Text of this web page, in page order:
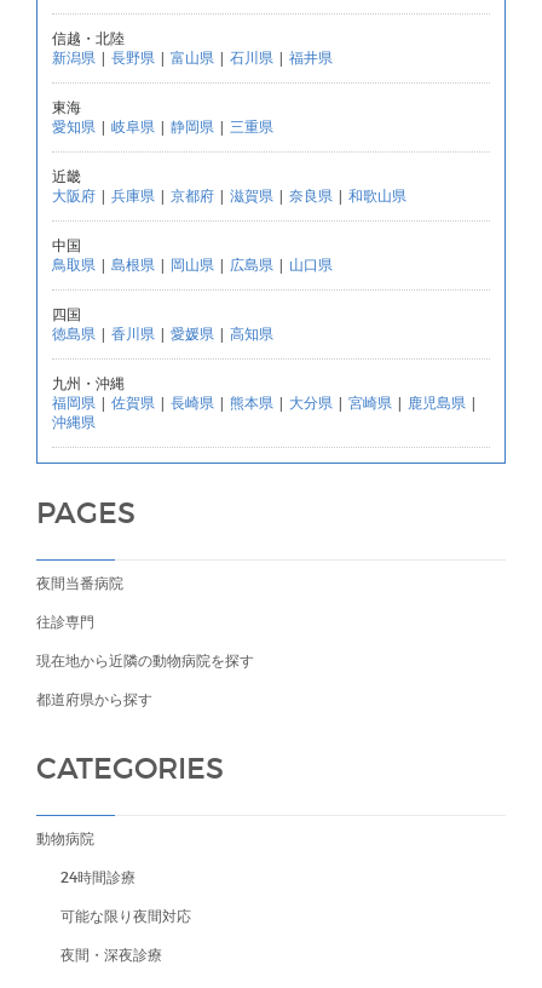
信越・北陸
新潟県 | 長野県 | 富山県 | 石川県 | 福井県
東海
愛知県 | 岐阜県 | 静岡県 | 三重県
近畿
大阪府 | 兵庫県 | 京都府 | 滋賀県 | 奈良県 | 和歌山県
中国
鳥取県 | 島根県 | 岡山県 | 広島県 | 山口県
四国
徳島県 | 香川県 | 愛媛県 | 高知県
九州・沖縄
福岡県 | 佐賀県 | 長崎県 | 熊本県 | 大分県 | 宮崎県 | 鹿児島県 |
沖縄県
PAGES
夜間当番病院
往診専門
現在地から近隣の動物病院を探す
都道府県から探す
CATEGORIES
動物病院
24時間診療
可能な限り夜間対応
夜間・深夜診療